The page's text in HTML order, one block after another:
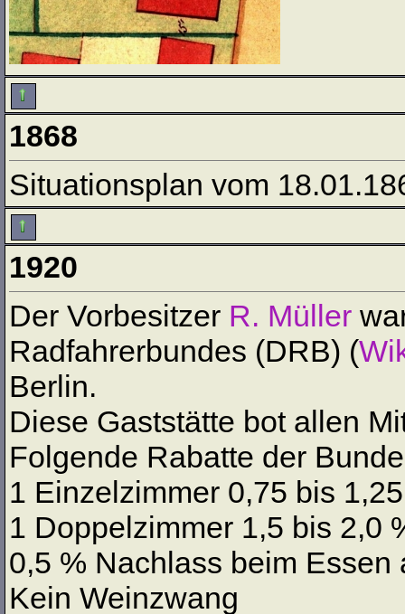
1868
Situationsplan vom
1920
Der Vorbesitzer R. Müller
Radfahrerbundes (DRB) (
Berlin.
Diese Gaststätte bot allen
Folgende Rabatte der
1 Einzelzimmer 0,75 bis
1 Doppelzimmer 1,5 bis 2,0
0,5 % Nachlass beim
Kein Weinzwang